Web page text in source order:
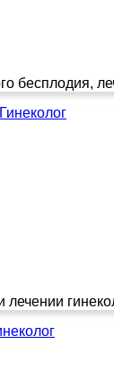
бесплодия,
лечении